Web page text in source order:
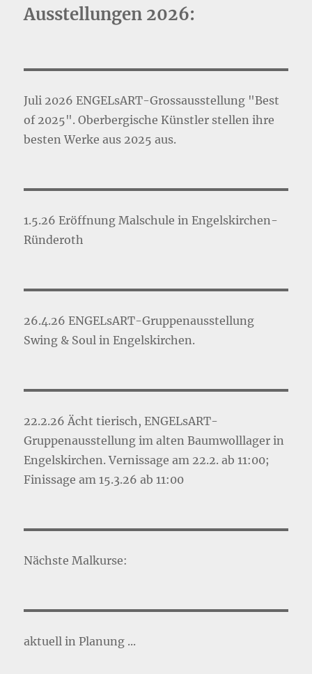
Ausstellungen 2026:
Juli 2026 ENGELsART-Grossausstellung "Best
of 2025". Oberbergische Künstler stellen ihre
besten Werke aus 2025 aus.
1.5.26 Eröffnung Malschule in Engelskirchen-
Ründeroth
26.4.26 ENGELsART-Gruppenausstellung
Swing & Soul in Engelskirchen.
22.2.26 Ächt tierisch, ENGELsART-
Gruppenausstellung im alten Baumwolllager in
Engelskirchen. Vernissage am 22.2. ab 11:00;
Finissage am 15.3.26 ab 11:00
Nächste Malkurse:
aktuell in Planung ...